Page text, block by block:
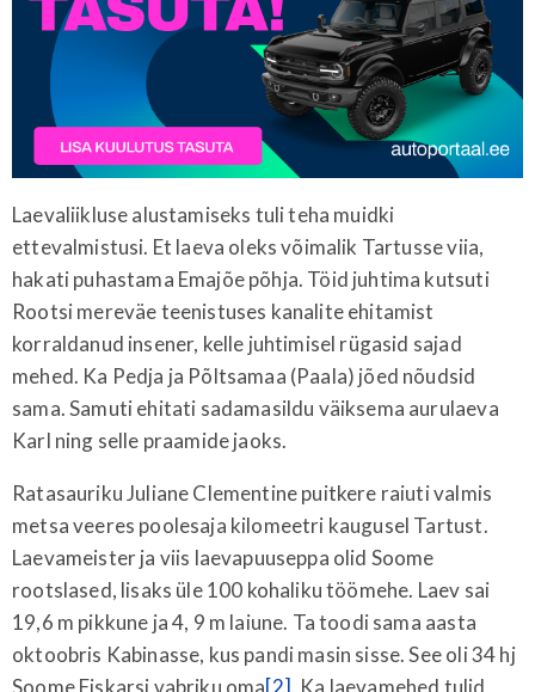
Laevaliikluse alustamiseks tuli teha muidki
ettevalmistusi. Et laeva oleks võimalik Tartusse viia,
hakati puhastama Emajõe põhja. Töid juhtima kutsuti
Rootsi mereväe teenistuses kanalite ehitamist
korraldanud insener, kelle juhtimisel rügasid sajad
mehed. Ka Pedja ja Põltsamaa (Paala) jõed nõudsid
sama. Samuti ehitati sadamasildu väiksema aurulaeva
Karl ning selle praamide jaoks.
Ratasauriku Juliane Clementine puitkere raiuti valmis
metsa veeres poolesaja kilomeetri kaugusel Tartust.
Laevameister ja viis laevapuuseppa olid Soome
rootslased, lisaks üle 100 kohaliku töömehe. Laev sai
19,6 m pikkune ja 4, 9 m laiune. Ta toodi sama aasta
oktoobris Kabinasse, kus pandi masin sisse. See oli 34 hj
Soome Fiskarsi vabriku oma[2] . Ka laevamehed tulid